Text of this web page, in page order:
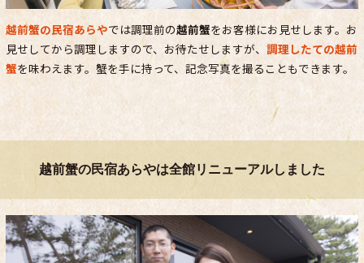
越前蟹の民宿あらやでは調理前の越前蟹をお客様にお見せします。お
見せしてから調理しますので、お待たせしますが、 調理したての越前
蟹を味わえます。蟹を手に持って、記念写真を撮ることもできます。
越前蟹の民宿あらやは全館リニューアルしました